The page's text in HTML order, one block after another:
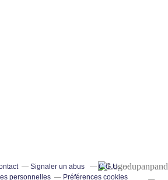
Signaler un abus
C.G.U.
personnelles
Préférences cookies